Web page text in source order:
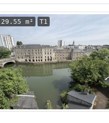
29.55 m² T1